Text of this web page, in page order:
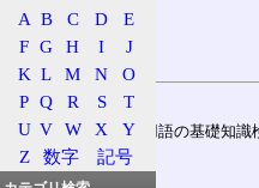
通信用語の基礎知
A B C D
E
F G H I
J
K L M N
O
P Q R S
T
U V W X
Y
Z
数字 記号